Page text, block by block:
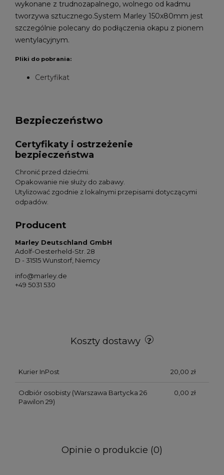
wykonane z trudnozapalnego, wolnego od kadmu
tworzywa sztucznego.System Marley 150x80mm jest
szczególnie polecany do podłączenia okapu z pionem
wentylacyjnym.
Pliki do pobrania:
Certyfikat
Bezpieczeństwo
Certyfikaty i ostrzeżenie
bezpieczeństwa
Chronić przed dziećmi.
Opakowanie nie służy do zabawy.
Utylizować zgodnie z lokalnymi przepisami dotyczącymi
odpadów.
Producent
Marley Deutschland GmbH
Adolf-Oesterheld-Str. 28
D - 31515 Wunstorf, Niemcy
info@marley.de
+49 5031 530
Koszty dostawy
Kurier InPost 20,00 zł
Odbiór osobisty(Warszawa Bartycka 26
Pawilon 29)
0,00 zł
Opinie o produkcie (0)